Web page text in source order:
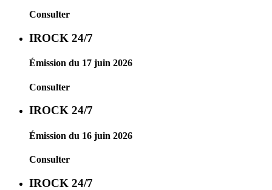
Consulter
IROCK 24/7
Émission du 17 juin 2026
Consulter
IROCK 24/7
Émission du 16 juin 2026
Consulter
IROCK 24/7